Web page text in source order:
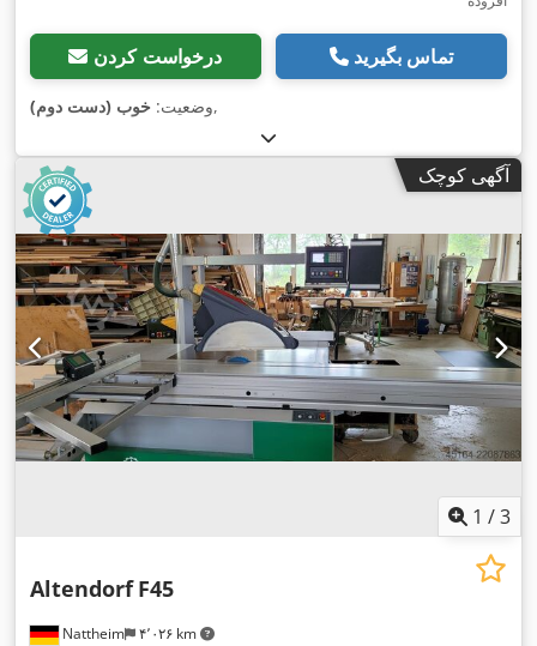
درخواست کردن تماس بگیرید
وضعیت: خوب (دست دوم) ,
آگهی کوچک
1 /3
Nattheim ۴٬۰۲۶ km
Altendorf F45